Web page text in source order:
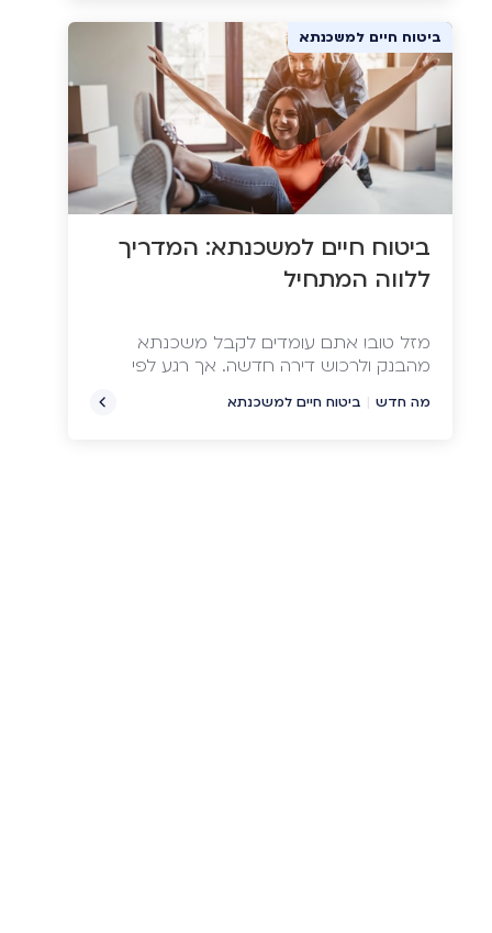
למגורים – דירה או בית.
ביטוח חיים למשכנתא
ביטוח חיים למשכנתא: המדריך
ללווה המתחיל
מזל טוב! אתם עומדים לקבל משכנתא
מהבנק ולרכוש דירה חדשה. אך רגע לפי
תתבקשו על ידי הבנק לרכוש ביטוח חיים
מה חדש | ביטוח חיים למשכנתא